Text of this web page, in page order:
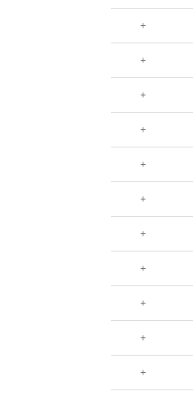
+
+
+
+
+
+
+
+
+
+
+